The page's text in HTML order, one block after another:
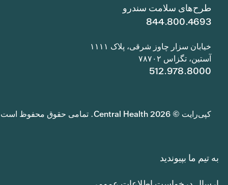
طرح‌های سلامت سندرو
844.800.4693
خیابان سزار چاوز شرقی، پلاک ۱۱۱۱
آستین، تگزاس ۷۸۷۰۲
512.978.8000
کپی‌رایت © 2026 Central Health. تمامی حقوق محفوظ است.
به تیم ما بپیوندید